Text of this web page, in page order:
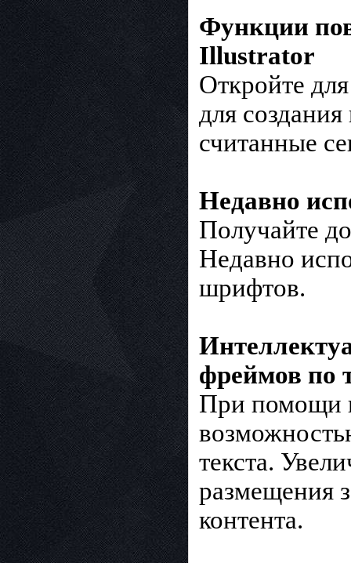
Функции
Illustrator
Откройте
для
считанные
Недавно
Получайте
Недавно
шрифтов.
фреймов по
При помощи
текста.
размещения
контента.